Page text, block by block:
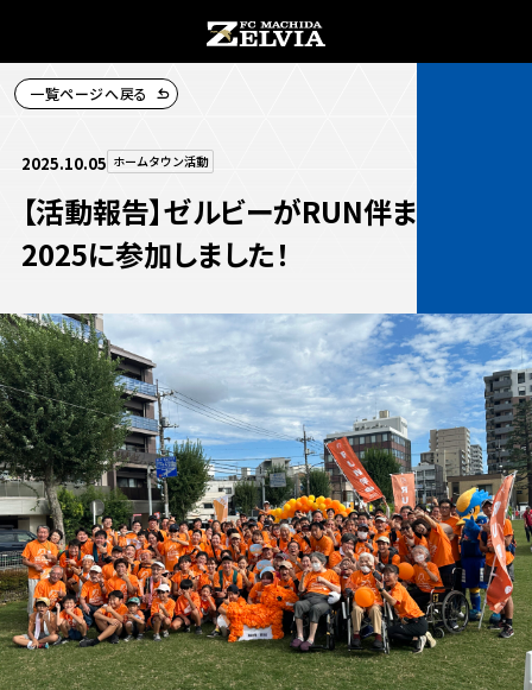
お知らせトップ
TOPチーム
試合情報
チケット
イベント
ファンクラブ
グッズ
試合情報
試合情報トップ
試合データ
試合日程・結果
順位表・ゴールランキング
観戦する
観戦するトップ
チケットを買う
チケット購入
チケット購入手順
クラブを知る
クラブを知るトップ
ＦＣ町田ゼルビアについて
ファンになる
一覧ページへ戻る
2025.10.05 ホームタウン活動
【活動報告】ゼルビーがRUN伴まちだ
2025に参加しました！